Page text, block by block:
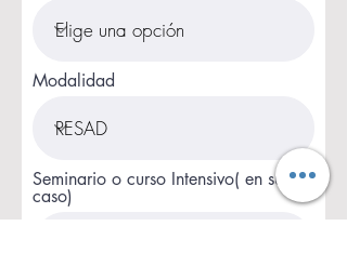
Modalidad
Seminario o curso Intensivo( en su
caso)